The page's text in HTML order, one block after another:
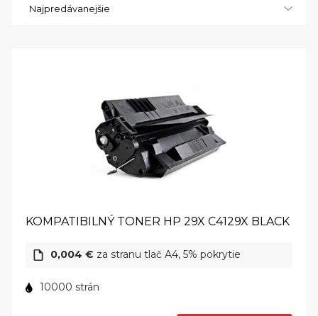
prostredia. Investujte do kvality a efektivity s HP
Najpredávanejšie
KOMPATIBILNÝ TONER HP 29X C4129X BLACK
0,004 € za stranu tlač A4, 5% pokrytie
10000 strán